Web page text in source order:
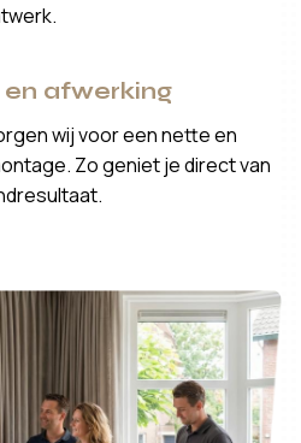
afwerking
wij voor een nette en
Zo geniet je direct van